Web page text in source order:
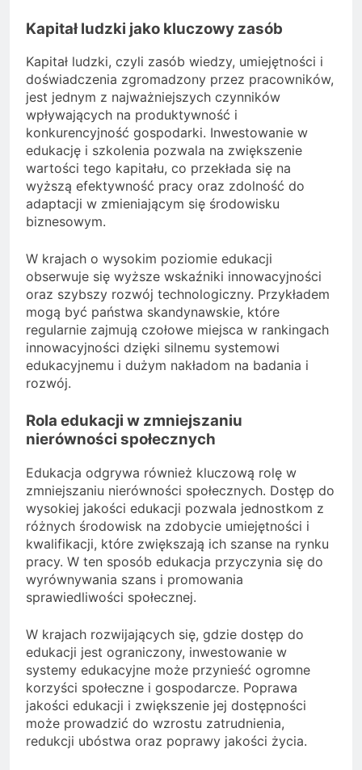
Kapitał ludzki jako kluczowy zasób
Kapitał ludzki, czyli zasób wiedzy, umiejętności i
doświadczenia zgromadzony przez pracowników,
jest jednym z najważniejszych czynników
wpływających na produktywność i
konkurencyjność gospodarki. Inwestowanie w
edukację i szkolenia pozwala na zwiększenie
wartości tego kapitału, co przekłada się na
wyższą efektywność pracy oraz zdolność do
adaptacji w zmieniającym się środowisku
biznesowym.
W krajach o wysokim poziomie edukacji
obserwuje się wyższe wskaźniki innowacyjności
oraz szybszy rozwój technologiczny. Przykładem
mogą być państwa skandynawskie, które
regularnie zajmują czołowe miejsca w rankingach
innowacyjności dzięki silnemu systemowi
edukacyjnemu i dużym nakładom na badania i
rozwój.
Rola edukacji w zmniejszaniu
nierówności społecznych
Edukacja odgrywa również kluczową rolę w
zmniejszaniu nierówności społecznych. Dostęp do
wysokiej jakości edukacji pozwala jednostkom z
różnych środowisk na zdobycie umiejętności i
kwalifikacji, które zwiększają ich szanse na rynku
pracy. W ten sposób edukacja przyczynia się do
wyrównywania szans i promowania
sprawiedliwości społecznej.
W krajach rozwijających się, gdzie dostęp do
edukacji jest ograniczony, inwestowanie w
systemy edukacyjne może przynieść ogromne
korzyści społeczne i gospodarcze. Poprawa
jakości edukacji i zwiększenie jej dostępności
może prowadzić do wzrostu zatrudnienia,
redukcji ubóstwa oraz poprawy jakości życia.